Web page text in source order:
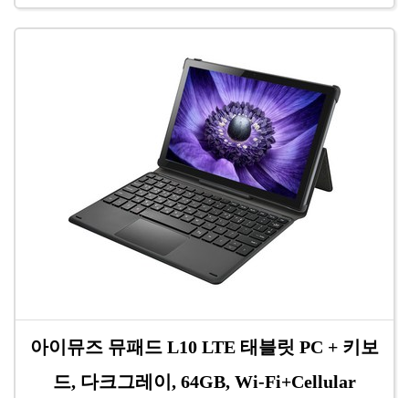
아이뮤즈 뮤패드 L10 LTE 태블릿 PC + 키보
드, 다크그레이, 64GB, Wi-Fi+Cellular